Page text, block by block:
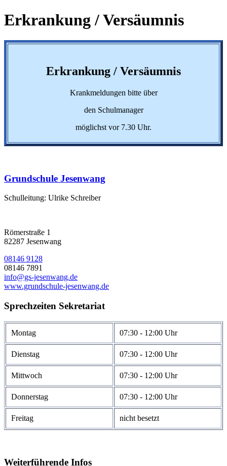
Erkrankung / Versäumnis
Erkrankung / Versäumnis
Krankmeldungen bitte über
den Schulmanager
möglichst vor 7.30 Uhr.
Grundschule Jesenwang
Schulleitung: Ulrike Schreiber
Römerstraße 1
82287 Jesenwang
08146 9128
08146 7891
info@gs-jesenwang.de
www.grundschule-jesenwang.de
Sprechzeiten Sekretariat
Montag 07:30 - 12:00 Uhr
Dienstag 07:30 - 12:00 Uhr
Mittwoch 07:30 - 12:00 Uhr
Donnerstag 07:30 - 12:00 Uhr
Freitag nicht besetzt
Weiterführende Infos